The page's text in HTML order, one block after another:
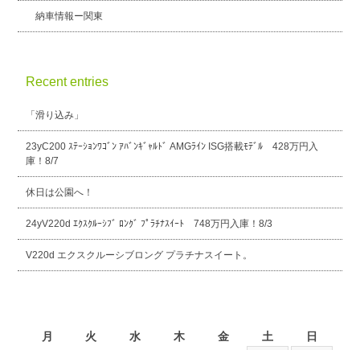
納車情報ー関東
Recent entries
「滑り込み」
23yC200 ｽﾃｰｼｮﾝﾜｺﾞﾝ ｱﾊﾞﾝｷﾞｬﾙﾄﾞ AMGﾗｲﾝ ISG搭載ﾓﾃﾞﾙ 428万円入
庫！8/7
休日は公園へ！
24yV220d ｴｸｽｸﾙｰｼﾌﾞ ﾛﾝｸﾞ ﾌﾟﾗﾁﾅｽｲｰﾄ 748万円入庫！8/3
V220d エクスクルーシブロング プラチナスイート。
月 火 水 木 金 土 日